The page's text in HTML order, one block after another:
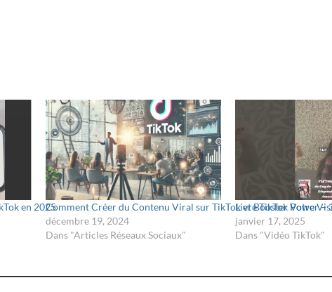
en 2025Comment Créer du Contenu Viral sur TikTok et Booster Votre
décembre 19, 2024
Dans "Articles Réseaux Sociaux"
Livre TikTok Power –
janvier 17, 2025
Dans "Vidéo TikTok"